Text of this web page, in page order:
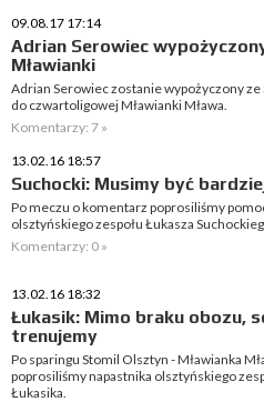
09.08.17 17:14
Adrian Serowiec
Mławianki
Adrian Serowiec zostanie wypożyczony
do czwartoligowej Mławianki Mława.
Komentarzy: 7 »
13.02.16 18:57
Suchocki: Musimy być
Po meczu o komentarz poprosiliśmy
olsztyńskiego zespołu Łukasza
Komentarzy: 0 »
13.02.16 18:32
Łukasik: Mimo braku obozu,
trenujemy
Po sparingu Stomil Olsztyn - Mławianka
poprosiliśmy napastnika olsztyńskiego
Łukasika.